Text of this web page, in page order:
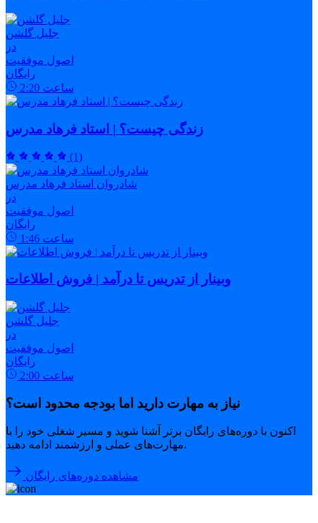
جلیل گلشن
در
اصول موفقیت
رایگان
2:20 ساعت
زندگی چیست؟ | استاد فرهاد مدرس
(1)
شادروان استاد فرهاد مدرس
در
اصول موفقیت
رایگان
1:46 ساعت
وبینار از تدریس تا درآمد | فروش اطلاعات
جلیل گلشن
در
اصول موفقیت
رایگان
2:00 ساعت
نیاز به مهارت دارید اما بودجه محدود است؟
اکنون با دوره‌های رایگان برتر آشنا شوید و مسیر شغلی خود را با
مهارت‌های عملی و ارزشمند ادامه دهید.
مشاهده دوره‌های رایگان